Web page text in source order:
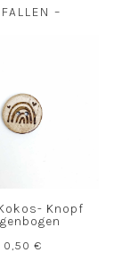
–
Knopf
0,50 €